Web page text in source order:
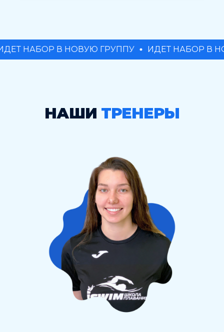
В НОВУЮ ГРУППУ ИДЕТ НАБОР В НОВУЮ
НАШИ ТРЕНЕРЫ